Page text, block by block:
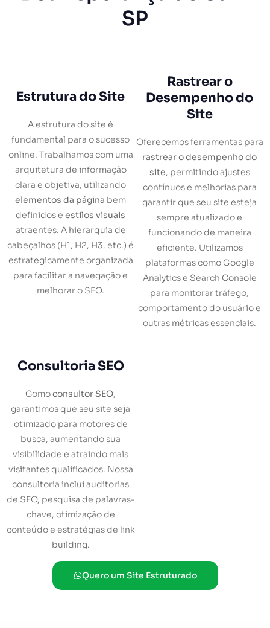
SP
Estrutura do Site
A estrutura do site é
fundamental para o sucesso
online. Trabalhamos com uma
arquitetura de informação
clara e objetiva, utilizando
elementos da página bem
definidos e estilos visuais
atraentes. A hierarquia de
cabeçalhos (H1, H2, H3, etc.) é
estrategicamente organizada
para facilitar a navegação e
melhorar o SEO.
Rastrear o
Desempenho do
Site
Oferecemos ferramentas para
rastrear o desempenho do
site, permitindo ajustes
contínuos e melhorias para
garantir que seu site esteja
sempre atualizado e
funcionando de maneira
eficiente. Utilizamos
plataformas como Google
Analytics e Search Console
para monitorar tráfego,
comportamento do usuário e
outras métricas essenciais.
Consultoria SEO
Comoconsultor SEO,
garantimos que seu site seja
otimizado para motores de
busca, aumentando sua
visibilidade e atraindo mais
visitantes qualificados. Nossa
consultoria inclui auditorias
de SEO, pesquisa de palavras-
chave, otimização de
conteúdo e estratégias de link
building.
Quero um Site Estruturado